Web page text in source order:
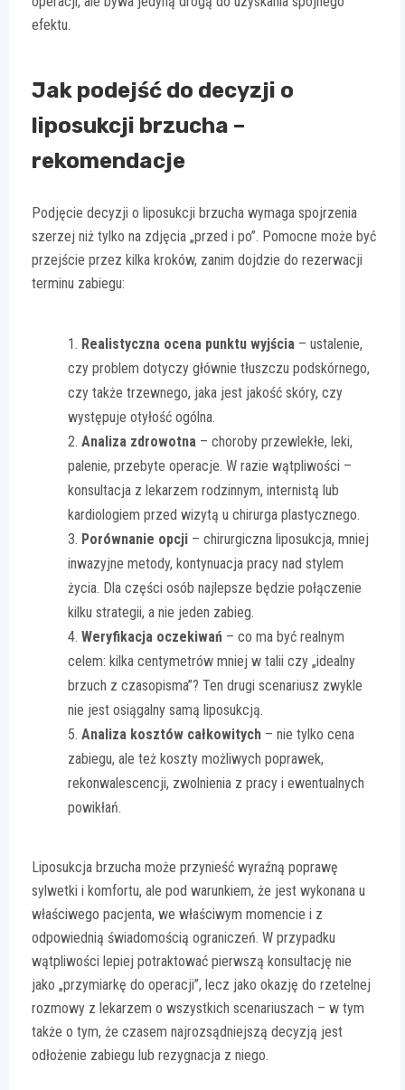
efektu.
Jak podejść do decyzji o
liposukcji brzucha –
rekomendacje
Podjęcie decyzji o liposukcji brzucha wymaga spojrzenia
szerzej niż tylko na zdjęcia „przed i po”. Pomocne może być
przejście przez kilka kroków, zanim dojdzie do rezerwacji
terminu zabiegu:
Realistyczna ocena punktu wyjścia – ustalenie,
czy problem dotyczy głównie tłuszczu podskórnego,
czy także trzewnego, jaka jest jakość skóry, czy
występuje otyłość ogólna.
Analiza zdrowotna – choroby przewlekłe, leki,
palenie, przebyte operacje. W razie wątpliwości –
konsultacja z lekarzem rodzinnym, internistą lub
kardiologiem przed wizytą u chirurga plastycznego.
Porównanie opcji – chirurgiczna liposukcja, mniej
inwazyjne metody, kontynuacja pracy nad stylem
życia. Dla części osób najlepsze będzie połączenie
kilku strategii, a nie jeden zabieg.
Weryfikacja oczekiwań – co ma być realnym
celem: kilka centymetrów mniej w talii czy „idealny
brzuch z czasopisma”? Ten drugi scenariusz zwykle
nie jest osiągalny samą liposukcją.
Analiza kosztów całkowitych – nie tylko cena
zabiegu, ale też koszty możliwych poprawek,
rekonwalescencji, zwolnienia z pracy i ewentualnych
powikłań.
Liposukcja brzucha może przynieść wyraźną poprawę
sylwetki i komfortu, ale pod warunkiem, że jest wykonana u
właściwego pacjenta, we właściwym momencie i z
odpowiednią świadomością ograniczeń. W przypadku
wątpliwości lepiej potraktować pierwszą konsultację nie
jako „przymiarkę do operacji”, lecz jako okazję do rzetelnej
rozmowy z lekarzem o wszystkich scenariuszach – w tym
także o tym, że czasem najrozsądniejszą decyzją jest
odłożenie zabiegu lub rezygnacja z niego.